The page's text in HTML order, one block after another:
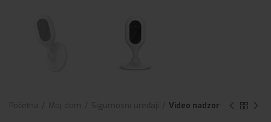
Video nadzor